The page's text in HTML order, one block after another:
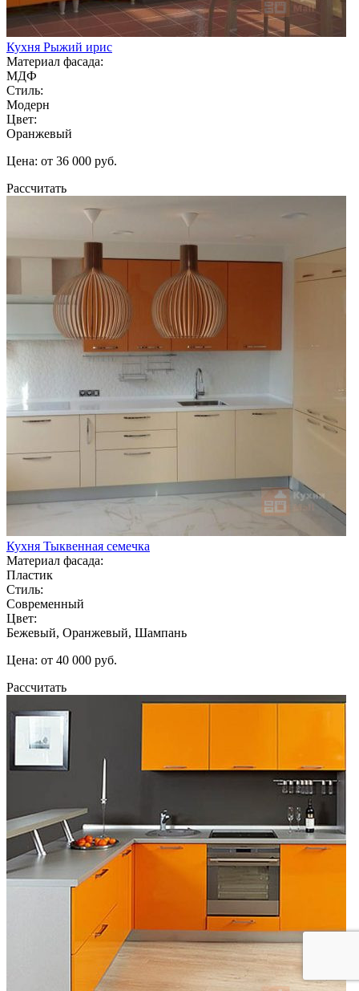
Кухня Рыжий ирис
Материал фасада:
МДФ
Стиль:
Модерн
Цвет:
Оранжевый
Цена: от 36 000 руб.
Рассчитать
Кухня Тыквенная семечка
Материал фасада:
Пластик
Стиль:
Современный
Цвет:
Бежевый, Оранжевый, Шампань
Цена: от 40 000 руб.
Рассчитать